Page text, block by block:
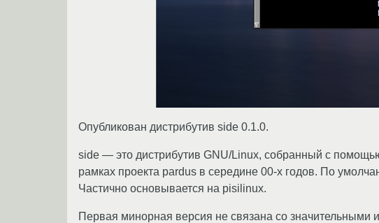
Опубликован дистрибутив side 0.1.0.
side — это дистрибутив GNU/Linux, собранный с
рамках проекта pardus в середине 00-х годов. По
Частично основывается на pisilinux.
Первая минорная версия не связана со